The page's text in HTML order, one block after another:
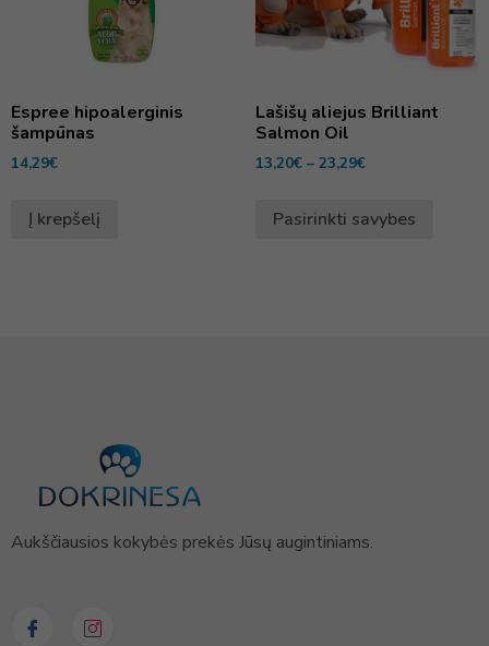
Espree hipoalerginis
šampūnas
14,29€
Į krepšelį
Lašišų aliejus Brilliant
Salmon Oil
13,20€ – 23,29€
Pasirinkti savybes
Aukščiausios kokybės prekės Jūsų augintiniams.